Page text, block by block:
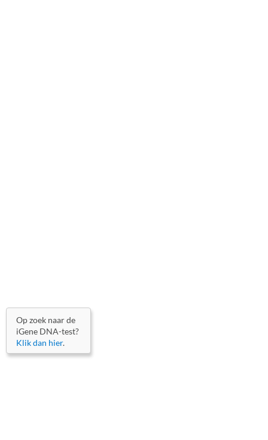
Op zoek naar de
iGene DNA-test?
Klik dan hier.